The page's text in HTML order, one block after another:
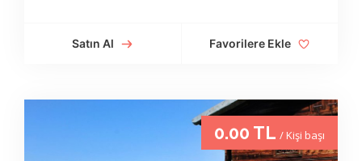
Satın Al Favorilere Ekle
0.00 TL / Kişi başı